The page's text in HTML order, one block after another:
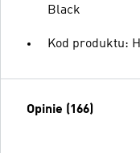
Black
Kod produktu:
Opinie (166)